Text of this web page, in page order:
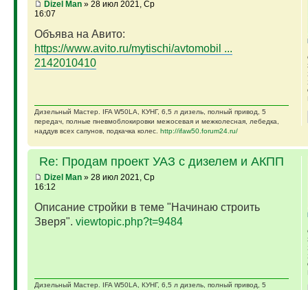
Dizel Man» 28 июл 2021, Ср
16:07
Объява на Авито:
https://www.avito.ru/mytischi/avtomobil ...
2142010410
Дизельный Мастер. IFA W50LA, КУНГ, 6,5 л дизель, полный привод, 5
передач, полные пневмоблокировки межосевая и межколесная, лебедка,
наддув всех сапунов, подкачка колес. http://ifaw50.forum24.ru/
Re: Продам проект УАЗ с дизелем и АКПП
Dizel Man» 28 июл 2021, Ср
16:12
Описание стройки в теме "Начинаю строить
Зверя". viewtopic.php?t=9484
Дизельный Мастер. IFA W50LA, КУНГ, 6,5 л дизель, полный привод, 5